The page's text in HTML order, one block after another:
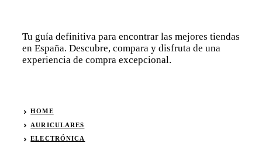
Tu guía definitiva para encontrar las mejores tiendas
en España. Descubre, compara y disfruta de una
experiencia de compra excepcional.
HOME
AURICULARES
ELECTRÓNICA